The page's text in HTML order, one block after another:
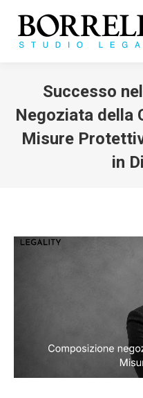
Successo
Negoziata della
Misure
in